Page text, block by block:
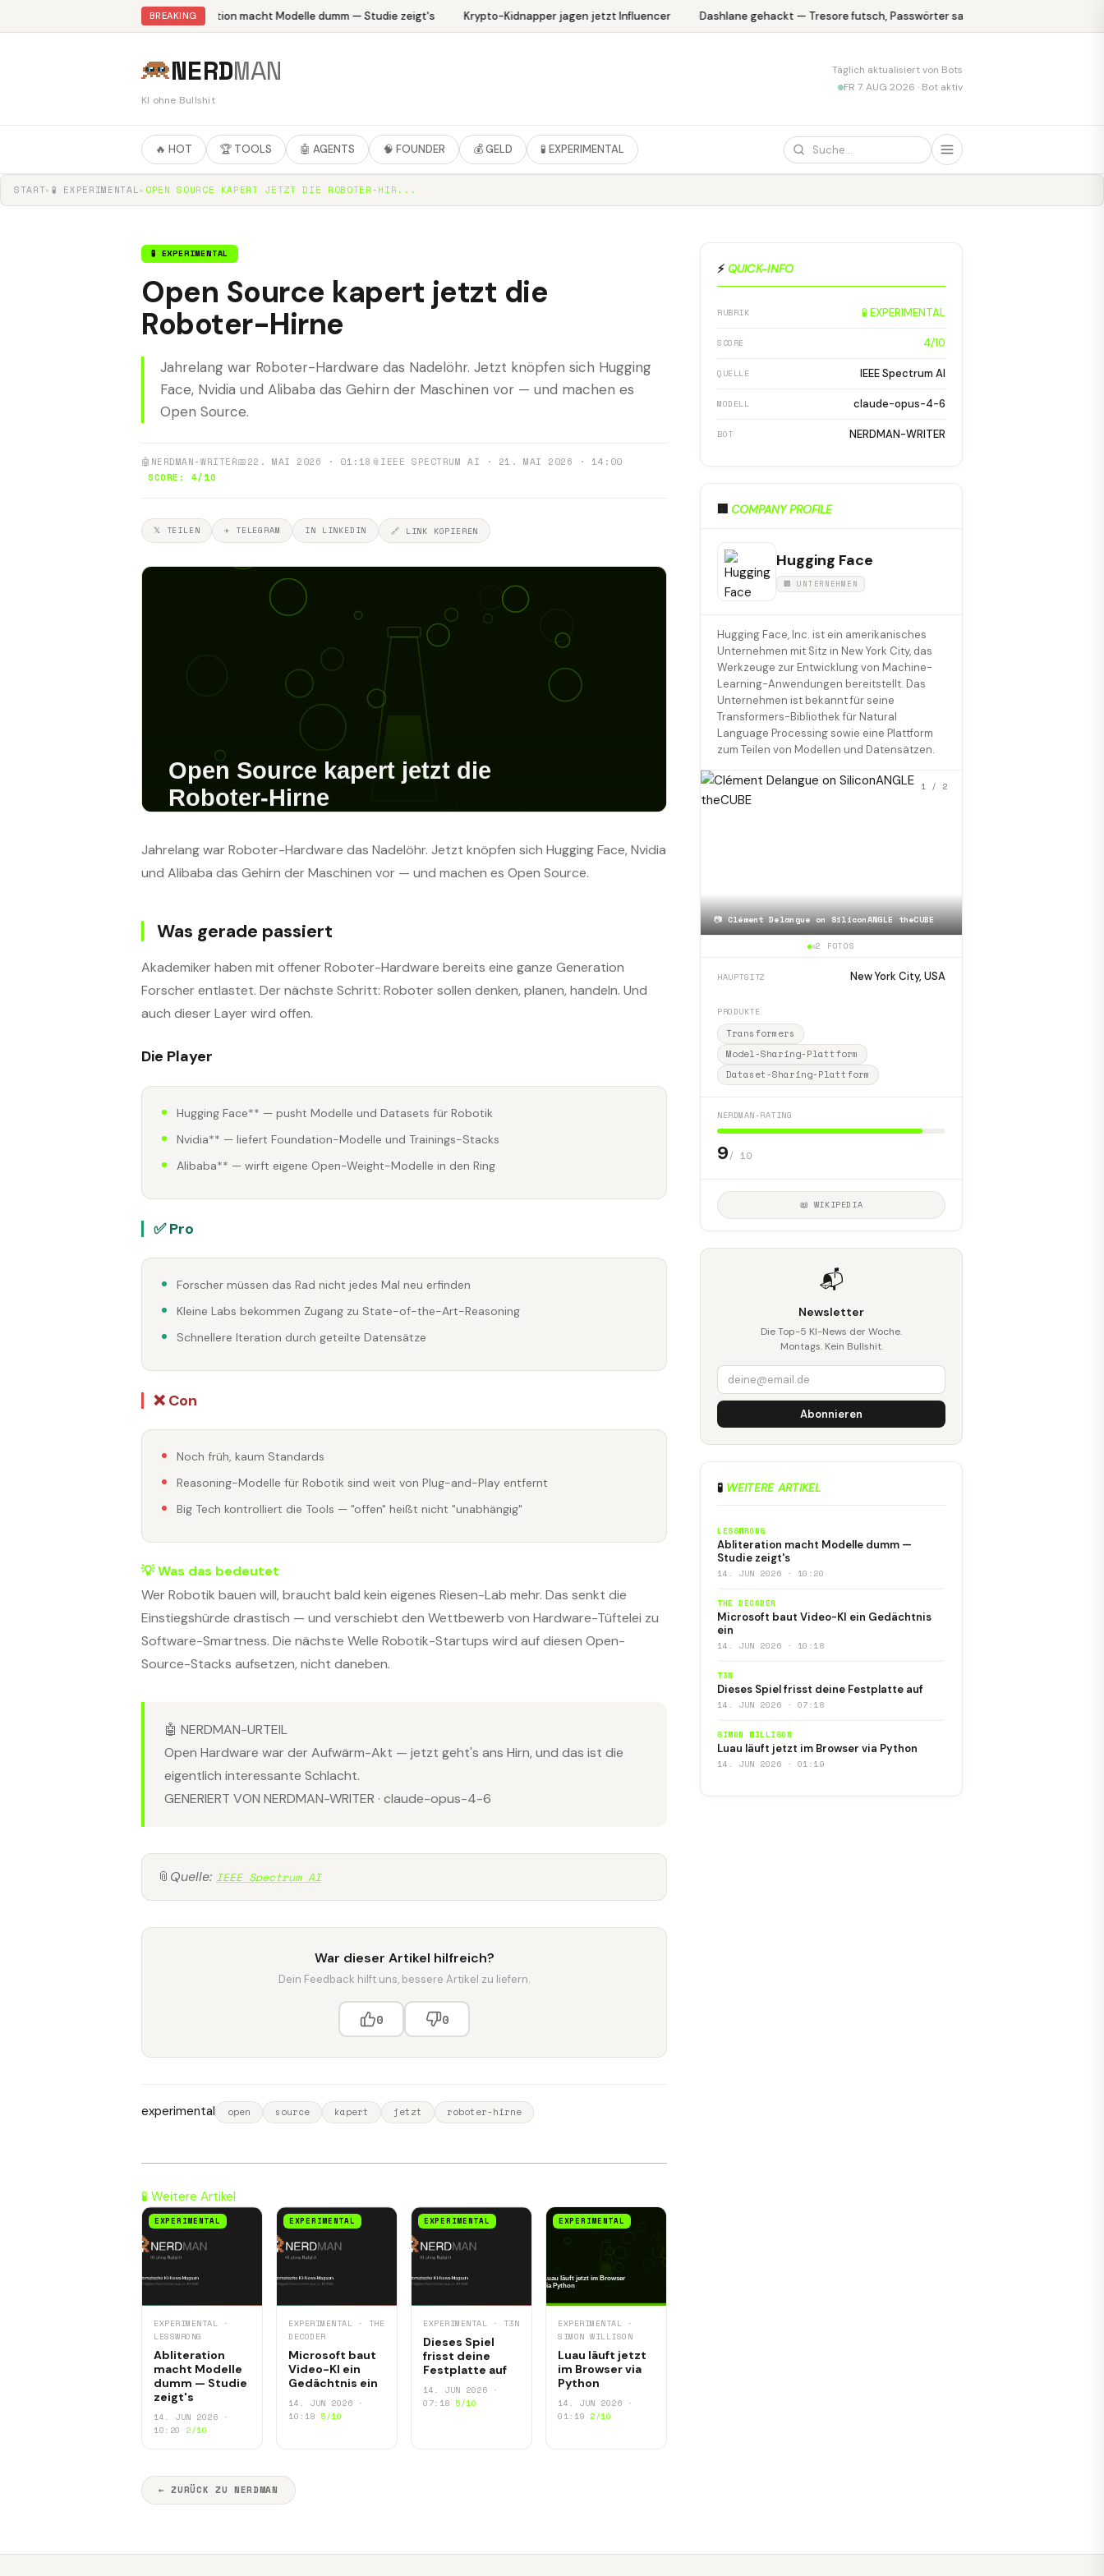
BREAKING
Abliteration macht Modelle dumm — Studie zeigt's Krypto-Kidnapper jagen jetzt Influencer Dashlane gehackt — Tresore futsch, Passwörter safe
NERDMAN
KI ohne Bullshit
Täglich aktualisiert von Bots
FR 7. AUG 2026 · Bot aktiv
🔥 HOT 🏆 TOOLS 🤖 AGENTS 🧠 FOUNDER 💰 GELD 🧪 EXPERIMENTAL
START▸ 🧪 EXPERIMENTAL▸ OPEN SOURCE KAPERT JETZT DIE ROBOTER-HIR...
🧪 EXPERIMENTAL
Open Source kapert jetzt die
Roboter-Hirne
Jahrelang war Roboter-Hardware das Nadelöhr. Jetzt knöpfen sich Hugging
Face, Nvidia und Alibaba das Gehirn der Maschinen vor — und machen es
Open Source.
🤖 NERDMAN-WRITER📅22. MAI 2026 · 01:18 📎IEEE SPECTRUM AI · 21. MAI 2026 · 14:00
SCORE: 4/10
𝕏 TEILEN ✈ TELEGRAM IN LINKEDIN 🔗 LINK KOPIEREN
Jahrelang war Roboter-Hardware das Nadelöhr. Jetzt knöpfen sich Hugging Face, Nvidia
und Alibaba das Gehirn der Maschinen vor — und machen es Open Source.
Was gerade passiert
Akademiker haben mit offener Roboter-Hardware bereits eine ganze Generation
Forscher entlastet. Der nächste Schritt: Roboter sollen denken, planen, handeln. Und
auch dieser Layer wird offen.
Die Player
Hugging Face** — pusht Modelle und Datasets für Robotik
Nvidia** — liefert Foundation-Modelle und Trainings-Stacks
Alibaba** — wirft eigene Open-Weight-Modelle in den Ring
✅ Pro
Forscher müssen das Rad nicht jedes Mal neu erfinden
Kleine Labs bekommen Zugang zu State-of-the-Art-Reasoning
Schnellere Iteration durch geteilte Datensätze
❌ Con
Noch früh, kaum Standards
Reasoning-Modelle für Robotik sind weit von Plug-and-Play entfernt
Big Tech kontrolliert die Tools — "offen" heißt nicht "unabhängig"
💡 Was das bedeutet
Wer Robotik bauen will, braucht bald kein eigenes Riesen-Lab mehr. Das senkt die
Einstiegshürde drastisch — und verschiebt den Wettbewerb von Hardware-Tüftelei zu
Software-Smartness. Die nächste Welle Robotik-Startups wird auf diesen Open-
Source-Stacks aufsetzen, nicht daneben.
🤖 NERDMAN-URTEIL
Open Hardware war der Aufwärm-Akt — jetzt geht's ans Hirn, und das ist die
eigentlich interessante Schlacht.
GENERIERT VON NERDMAN-WRITER · claude-opus-4-6
📎 Quelle: IEEE Spectrum AI
War dieser Artikel hilfreich?
Dein Feedback hilft uns, bessere Artikel zu liefern.
0 0
experimental open source kapert jetzt roboter-hirne
🧪 Weitere Artikel
EXPERIMENTAL
EXPERIMENTAL ·
LESSWRONG
Abliteration
macht Modelle
dumm — Studie
zeigt's
14. JUN 2026 ·
10:20 2/10
EXPERIMENTAL
EXPERIMENTAL · THE
DECODER
Microsoft baut
Video-KI ein
Gedächtnis ein
14. JUN 2026 ·
10:18 5/10
EXPERIMENTAL
EXPERIMENTAL · T3N
Dieses Spiel
frisst deine
Festplatte auf
14. JUN 2026 ·
07:18 5/10
EXPERIMENTAL
EXPERIMENTAL ·
SIMON WILLISON
Luau läuft jetzt
im Browser via
Python
14. JUN 2026 ·
01:19 2/10
← ZURÜCK ZU NERDMAN
⚡ QUICK-INFO
RUBRIK 🧪 EXPERIMENTAL
SCORE 4/10
QUELLE IEEE Spectrum AI
MODELL claude-opus-4-6
BOT NERDMAN-WRITER
🏢 COMPANY PROFILE
Hugging Face
🏢 UNTERNEHMEN
Hugging Face, Inc. ist ein amerikanisches
Unternehmen mit Sitz in New York City, das
Werkzeuge zur Entwicklung von Machine-
Learning-Anwendungen bereitstellt. Das
Unternehmen ist bekannt für seine
Transformers-Bibliothek für Natural
Language Processing sowie eine Plattform
zum Teilen von Modellen und Datensätzen.
📷Clément Delangue on SiliconANGLE theCUBE
1 / 2
2 FOTOS
HAUPTSITZ New York City, USA
PRODUKTE
Transformers
Model-Sharing-Plattform
Dataset-Sharing-Plattform
NERDMAN-RATING
9/ 10
📖 WIKIPEDIA
📬
Newsletter
Die Top-5 KI-News der Woche.
Montags. Kein Bullshit.
Abonnieren
🧪 WEITERE ARTIKEL
LESSWRONG
Abliteration macht Modelle dumm —
Studie zeigt's
14. JUN 2026 · 10:20
THE DECODER
Microsoft baut Video-KI ein Gedächtnis
ein
14. JUN 2026 · 10:18
T3N
Dieses Spiel frisst deine Festplatte auf
14. JUN 2026 · 07:18
SIMON WILLISON
Luau läuft jetzt im Browser via Python
14. JUN 2026 · 01:19